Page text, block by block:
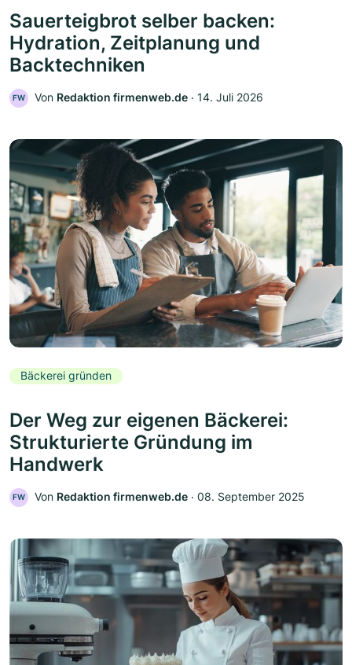
Sauerteigbrot selber backen:
Hydration, Zeitplanung und
Backtechniken
FW Von Redaktion firmenweb.de ‧ 14. Juli 2026
Bäckerei gründen
Der Weg zur eigenen Bäckerei:
Strukturierte Gründung im
Handwerk
FW Von Redaktion firmenweb.de ‧ 08. September 2025